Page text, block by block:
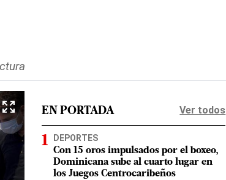
EN PORTADA Ver todos
DEPORTES
Con 15 oros impulsados por el boxeo,
Dominicana sube al cuarto lugar en
los Juegos Centrocaribeños